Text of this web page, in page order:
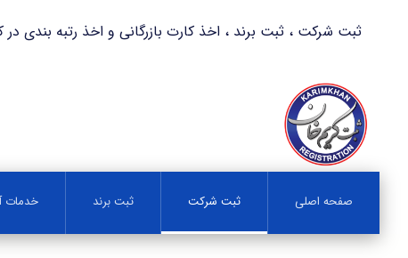
ثبت شرکت ، ثبت برند ، اخذ کارت بازرگانی و اخذ رتبه بندی در کمترین زمان
صفحه اصلی ثبت شرکت ثبت برند خدمات